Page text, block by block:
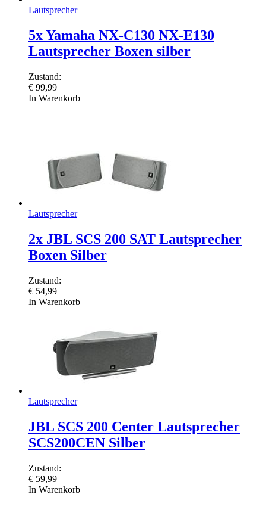
Lautsprecher
5x Yamaha NX-C130 NX-E130
Lautsprecher Boxen silber
Zustand:
€ 99,99
In Warenkorb
Lautsprecher
2x JBL SCS 200 SAT Lautsprecher
Boxen Silber
Zustand:
€ 54,99
In Warenkorb
Lautsprecher
JBL SCS 200 Center Lautsprecher
SCS200CEN Silber
Zustand:
€ 59,99
In Warenkorb